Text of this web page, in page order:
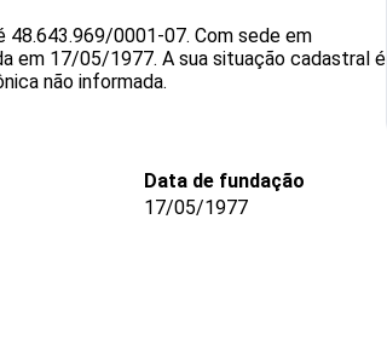
48.643.969/0001-07. Com sede em
em 17/05/1977. A sua situação cadastral é
não informada.
Data de fundação
17/05/1977